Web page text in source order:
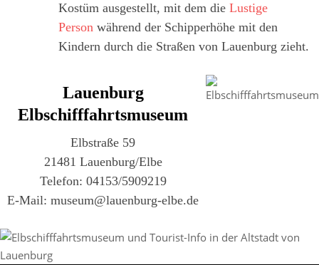
Kostüm ausgestellt, mit dem die Lustige
Person während der Schipperhöhe mit den
Kindern durch die Straßen von Lauenburg zieht.
Lauenburg
Elbschifffahrtsmuseum
Elbstraße 59
21481 Lauenburg/Elbe
Telefon: 04153/5909219
E-Mail: museum@lauenburg-elbe.de